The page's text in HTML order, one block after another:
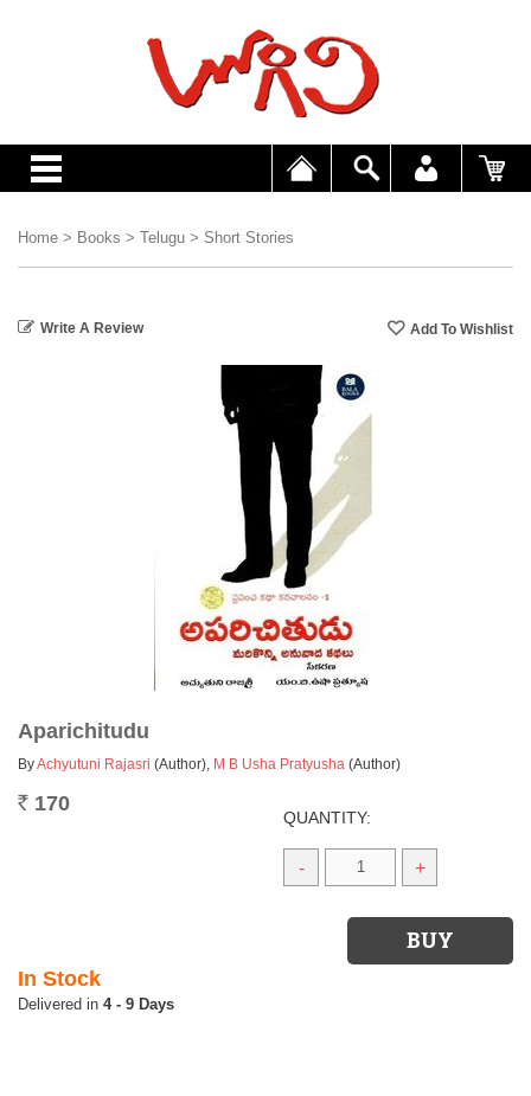
Home > Books > Telugu > Short Stories
Write A Review
Aparichitudu
ByAchyutuni Rajasri (Author), M B Usha Pratyusha (Author)
Rs. 170
QUANTITY:
- +
In Stock
4 - 9 Days